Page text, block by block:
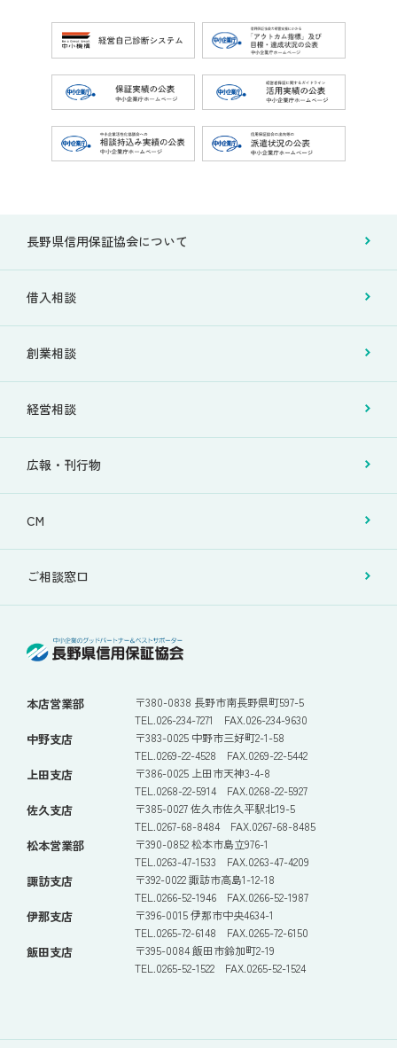
長野県信用保証協会について
借入相談
創業相談
経営相談
広報・刊行物
CM
ご相談窓口
本店営業部
〒380-0838 長野市南長野県町597-5
TEL.026-234-7271 FAX.026-234-9630
中野支店
〒383-0025 中野市三好町2-1-58
TEL.0269-22-4528 FAX.0269-22-5442
上田支店
〒386-0025 上田市天神3-4-8
TEL.0268-22-5914 FAX.0268-22-5927
佐久支店
〒385-0027 佐久市佐久平駅北19-5
TEL.0267-68-8484 FAX.0267-68-8485
松本営業部
〒390-0852 松本市島立976-1
TEL.0263-47-1533 FAX.0263-47-4209
諏訪支店
〒392-0022 諏訪市高島1-12-18
TEL.0266-52-1946 FAX.0266-52-1987
伊那支店
〒396-0015 伊那市中央4634-1
TEL.0265-72-6148 FAX.0265-72-6150
飯田支店
〒395-0084 飯田市鈴加町2-19
TEL.0265-52-1522 FAX.0265-52-1524